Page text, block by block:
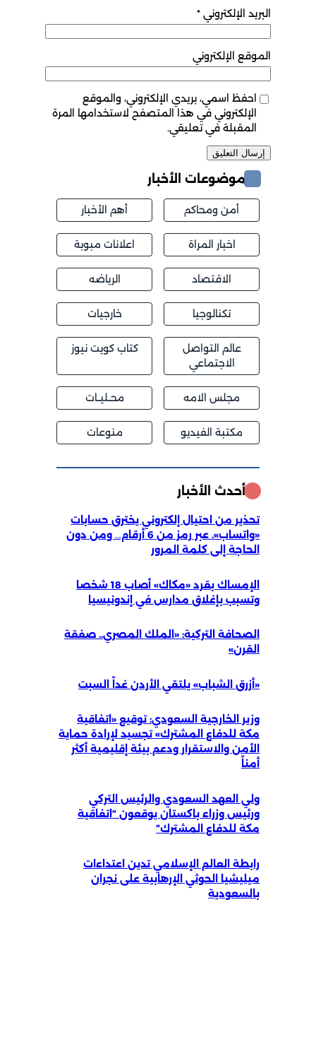
البريد الإلكتروني *
الموقع الإلكتروني
احفظ اسمي، بريدي الإلكتروني، والموقع
الإلكتروني في هذا المتصفح لاستخدامها المرة
المقبلة في تعليقي.
موضوعات الأخبار
أمن ومحاكم أهم الأخبار
اخبار المراة اعلانات مبوبة
الاقتصاد الرياضه
تكنالوجيا خارجيات
عالم التواصل
الاجتماعي
كتاب كويت نيوز
مجلس الامه محــليــات
مكتبة الفيديو منوعات
أحدث الأخبار
تحذير من احتيال إلكتروني يخترق حسابات
«واتساب». عبر رمز من 6 أرقام… ومن دون
الحاجة إلى كلمة المرور
الإمساك بقرد «مكاك» أصاب 18 شخصا
وتسبب بإغلاق مدارس في إندونيسيا
الصحافة التركية: «الملك المصري.. صفقة
القرن»
«أزرق الشباب» يلتقي الأردن غداً السبت
وزير الخارجية السعودي: توقيع «اتفاقية
مكة للدفاع المشترك» تجسيد لإرادة حماية
الأمن والاستقرار ودعم بيئة إقليمية أكثر
أمناً
ولي العهد السعودي والرئيس التركي
ورئيس وزراء باكستان يوقعون “اتفاقية
مكة للدفاع المشترك”
رابطة العالم الإسلامي تدين اعتداءات
ميليشيا الحوثي الإرهابية على نجران
بالسعودية